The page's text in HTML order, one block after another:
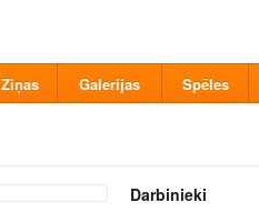
Ziņas Galerijas Spēles
Darbinieki